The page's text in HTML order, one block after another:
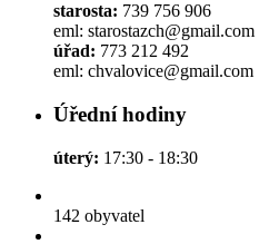
starosta: 739 756 906
eml: starostazch@gmail.com
úřad: 773 212 492
eml: chvalovice@gmail.com
Úřední hodiny
úterý: 17:30 - 18:30
142 obyvatel